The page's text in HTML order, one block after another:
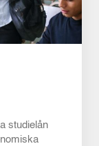
studielån